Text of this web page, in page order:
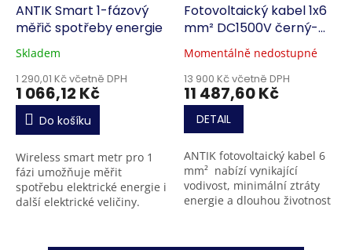
ANTIK Smart 1-fázový
měřič spotřeby energie
Skladem
1 290,01 Kč včetně DPH
1 066,12 Kč
Do košíku
Wireless smart metr pro 1
fázi umožňuje měřit
spotřebu elektrické energie i
další elektrické veličiny.
Vaší domácnosti....
Fotovoltaický kabel 1x6
mm² DC1500V černý-
500m
Momentálně nedostupné
13 900 Kč včetně DPH
11 487,60 Kč
DETAIL
ANTIK fotovoltaický kabel 6
mm² nabízí vynikající
vodivost, minimální ztráty
energie a dlouhou životnost